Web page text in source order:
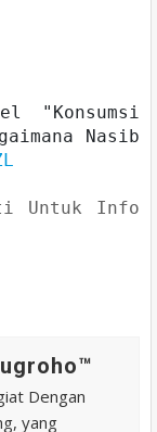
"Konsumsi
Nasib
Untuk Info
Dengan
yang